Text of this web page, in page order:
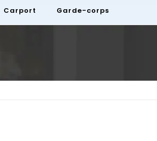
Carport Garde-corps